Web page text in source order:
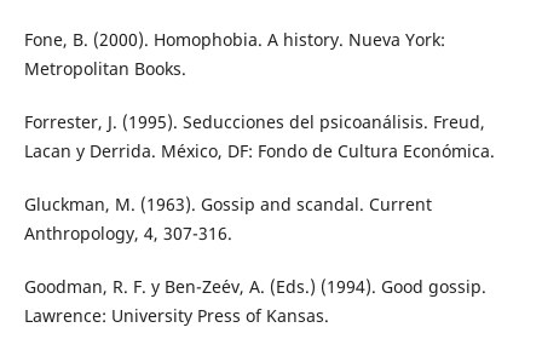
Fone, B. (2000). Homophobia. A history. Nueva York:
Metropolitan Books.
Forrester, J. (1995). Seducciones del psicoanálisis. Freud,
Lacan y Derrida. México, DF: Fondo de Cultura Económica.
Gluckman, M. (1963). Gossip and scandal. Current
Anthropology, 4, 307-316.
Goodman, R. F. y Ben-Ze´ev, A. (Eds.) (1994). Good gossip.
Lawrence: University Press of Kansas.